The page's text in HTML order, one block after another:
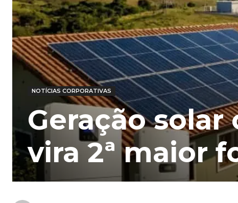
NOTÍCIAS CORPORATIVAS
Geração solar
vira 2ª maior